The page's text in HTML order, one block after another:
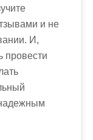
и не
И,
провести